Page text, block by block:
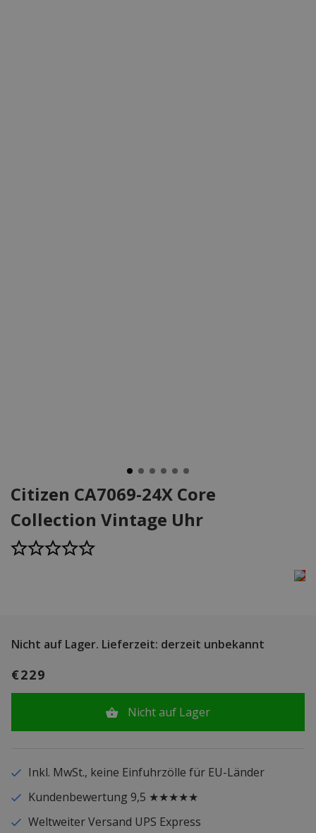
Citizen CA7069-24X Core
Collection Vintage Uhr
Nicht auf Lager. Lieferzeit: derzeit unbekannt
€229
Nicht auf Lager
Inkl. MwSt., keine Einfuhrzölle für EU-Länder
Kundenbewertung 9,5 ★★★★★
Weltweiter Versand UPS Express